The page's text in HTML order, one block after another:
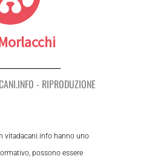
- RIPRODUZIONE
vitadacani.info hanno uno
possono essere